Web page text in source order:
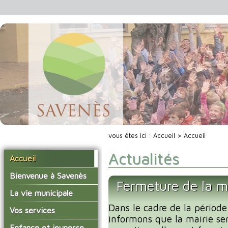
Accueil
Bienvenue à Savenès
Situer Savenès
Savenès en chiffre
L'histoire du village
La vie municipale
Vos élus
Les compte-rendus du
Vos services
La mairie
vous êtes ici : Accueil > Accueil
Actualités
Fermeture de la
Dans le cadre de la
informons que la mairie